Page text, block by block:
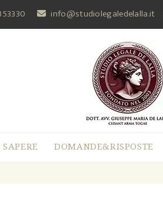
info@studiolegaledelalla.it
DOMANDE&RISPOSTE